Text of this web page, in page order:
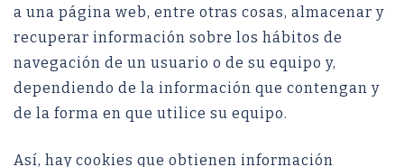
a una página web, entre otras cosas, almacenar y
recuperar información sobre los hábitos de
navegación de un usuario o de su equipo y,
dependiendo de la información que contengan y
de la forma en que utilice su equipo.
Así, hay cookies que obtienen información